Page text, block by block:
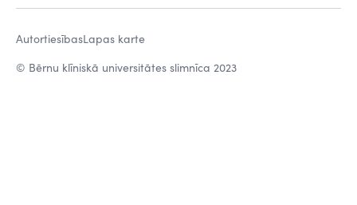
© Bērnu klīniskā universitātes slimnīca 2023
AutortiesībasLapas karte